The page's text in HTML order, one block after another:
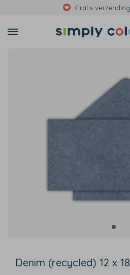
Denim (recycled) 12 x 18